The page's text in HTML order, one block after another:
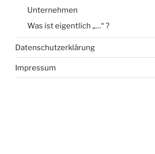
Unternehmen
Was ist eigentlich „…“ ?
Datenschutzerklärung
Impressum